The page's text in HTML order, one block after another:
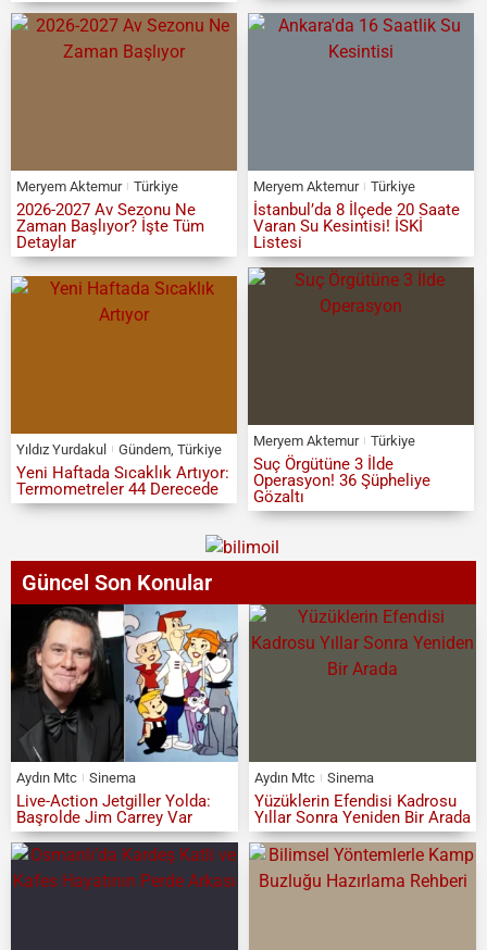
Meryem Aktemur Türkiye
2026-2027 Av Sezonu Ne
Zaman Başlıyor? İşte Tüm
Detaylar
Meryem Aktemur Türkiye
İstanbul’da 8 İlçede 20 Saate
Varan Su Kesintisi! İSKİ
Listesi
Yıldız Yurdakul Gündem Türkiye
Yeni Haftada Sıcaklık Artıyor:
Termometreler 44 Derecede
Meryem Aktemur Türkiye
Suç Örgütüne 3 İlde
Operasyon! 36 Şüpheliye
Gözaltı
Güncel Son Konular
Aydın Mtc Sinema
Live-Action Jetgiller Yolda:
Başrolde Jim Carrey Var
Aydın Mtc Sinema
Yüzüklerin Efendisi Kadrosu
Yıllar Sonra Yeniden Bir Arada